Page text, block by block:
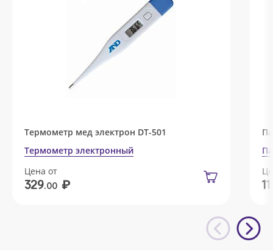
Термометр мед электрон DT-501
Термометр электронный
Цена от
329.00 ₽ 11